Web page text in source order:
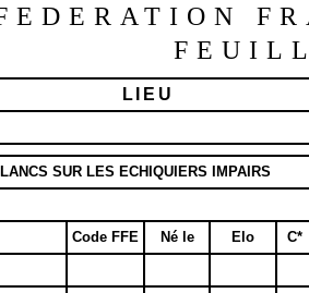
LIEU
SUR LES ECHIQUIERS IMPAIRS
Code FFE Né le Elo
C*